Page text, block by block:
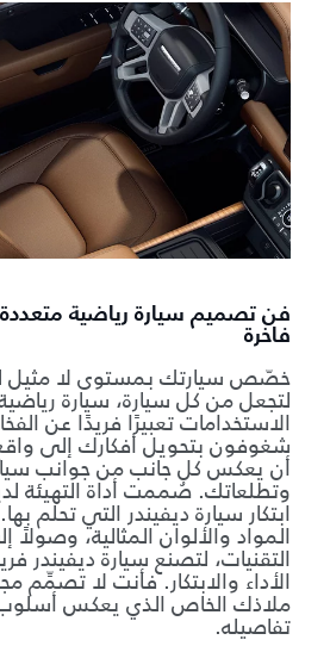
فن تصميم سيارة رياضية
فاخرة
خصّص سيارتك بمستوى لا مثيل
لتجعل من كل سيارة، سيارة
الاستخدامات تعبيرًا فريدًا عن
شغوفون بتحويل أفكارك إلى
أن يعكس كل جانب من جوانب
وتطلعاتك. صُممت أداة التهيئة
ابتكار سيارة ديفيندر التي تحلم
المواد والألوان المثالية،
التقنيات، لتصنع سيارة ديفيندر
الأداء والابتكار. فأنت لا تصمِّم
ملاذك الخاص الذي يعكس
تفاصيله.